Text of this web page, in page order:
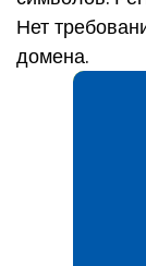
Нет
домена.